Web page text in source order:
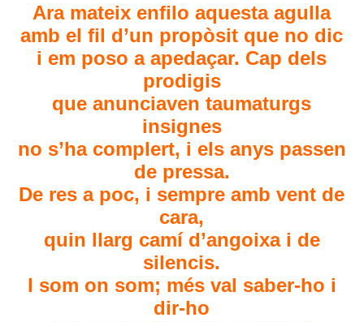
Ara mateix enfilo aquesta agulla
amb el fil d’un propòsit que no dic
i em poso a apedaçar. Cap dels
prodigis
que anunciaven taumaturgs
insignes
no s’ha complert, i els anys passen
de pressa.
De res a poc, i sempre amb vent de
cara,
quin llarg camí d’angoixa i de
silencis.
I som on som; més val saber-ho i
dir-ho